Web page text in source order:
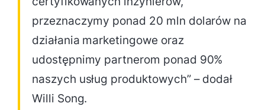
przeznaczymy ponad 20 mln dolarów na
działania marketingowe oraz
udostępnimy partnerom ponad 90%
naszych usług produktowych” – dodał
Willi Song.